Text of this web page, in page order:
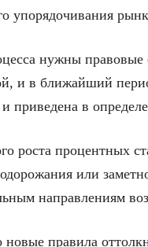
упорядочивания
нужны
и в ближайший
приведена в
роста процентных
или
направлениям
новые правила